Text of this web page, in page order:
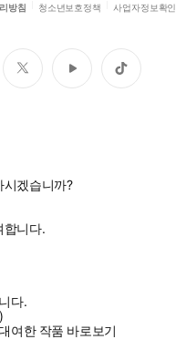
방침 청소년보호정책 사업자정보확인
트
위
유
튜
틱
톡
시겠습니까?
합니다.
다.
여한 작품 바로보기